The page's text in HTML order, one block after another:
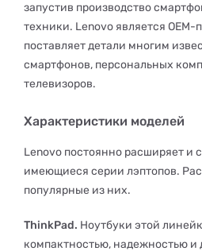
запустив производство
техники. Lenovo является OEM-
поставляет детали многим
смартфонов, персональных
телевизоров.
Характеристики моделей
Lenovo постоянно расширяет и
имеющиеся серии лэптопов.
популярные из них.
ThinkPad. Ноутбуки этой
компактностью, надежностью и